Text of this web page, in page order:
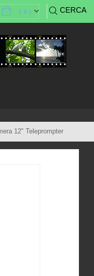
CERCA
( 0 )
12" Teleprompter